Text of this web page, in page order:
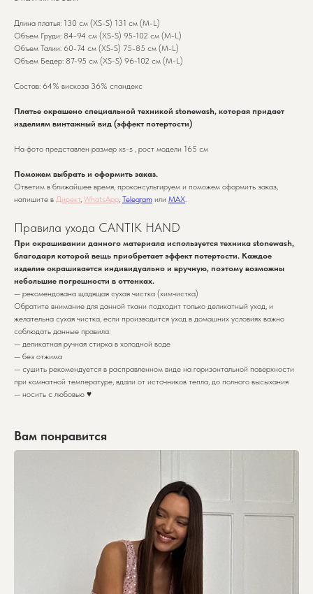
Длина платья: 130 см (XS-S) 131 см (M-L)
Объем Груди: 84-94 см (XS-S) 95-102 см (M-L)
Объем Талии: 60-74 см (XS-S) 75-85 см (M-L)
Объем Бедер: 87-95 см (XS-S) 96-102 см (M-L)
Состав: 64% вискоза 36% спандекс
Платье окрашено специальной техникой stonewash, которая придает
изделиям винтажный вид (эффект потертости)
На фото представлен размер xs-s , рост модели 165 см
Поможем выбрать и оформить заказ.
Ответим в ближайшее время, проконсультируем и поможем оформить заказ,
напишите в Директ, WhatsApp, Telegram или MAX.
Правила ухода CANTIK HAND
При окрашивании данного материала используется техника stonewash,
благодаря которой вещь приобретает эффект потертости. Каждое
изделие окрашивается индивидуально и вручную, поэтому возможны
небольшие погрешности в оттенках.
— рекомендована щадящая сухая чистка (химчистка)
Обратите внимание для данной ткани подходит только деликатный уход, и
желательна сухая чистка, если производится уход в домашних условиях важно
соблюдать данные правила:
— деликатная ручная стирка в холодной воде
— без отжима
— сушить рекомендуется в расправленном виде на горизонтальной поверхности
при комнатной температуре, вдали от источников тепла, до полного высыхания
— носить с любовью ♥️
Вам понравится